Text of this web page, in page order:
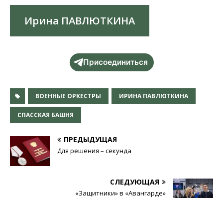
Ирина ПАВЛЮТКИНА
Присоединиться
ВОЕННЫЕ ОРКЕСТРЫ ИРИНА ПАВЛЮТКИНА
СПАССКАЯ БАШНЯ
ПРЕДЫДУЩАЯ
Для решения – секунда
СЛЕДУЮЩАЯ
«Защитники» в «Авангарде»